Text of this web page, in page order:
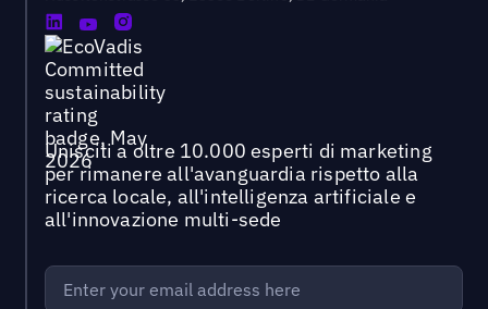
Unisciti a oltre 10.000 esperti di marketing
per rimanere all'avanguardia rispetto alla
ricerca locale, all'intelligenza artificiale e
all'innovazione multi-sede